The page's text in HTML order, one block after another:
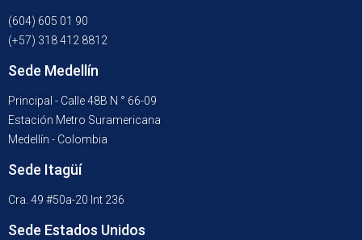
(604) 605 01 90
(+57) 318 412 8812
Sede Medellín
Principal - Calle 48B N ° 66-09
Estación Metro Suramericana
Medellín - Colombia
Sede Itagüí
Cra. 49 #50a-20 Int 236
Sede Estados Unidos